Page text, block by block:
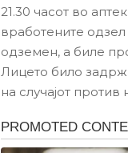
21.30 часот во
вработените
одземен, а биле
Лицето било
на случајот